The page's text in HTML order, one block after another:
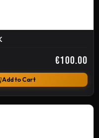
€100.00
Add to Cart